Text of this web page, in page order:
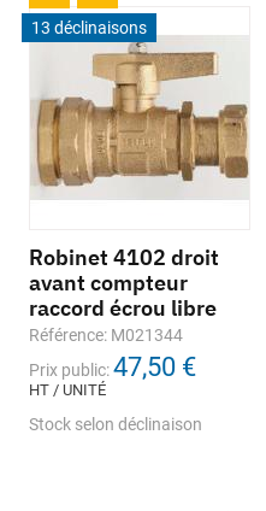
13 déclinaisons
Robinet 4102 droit
avant compteur
raccord écrou libre
Référence: M021344
Prix public:47,50 €
HT / UNITÉ
Stock selon déclinaison